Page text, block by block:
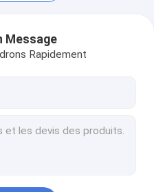
Message
Rapidement